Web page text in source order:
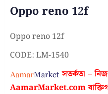
Oppo reno 12f
Oppo reno 12f
CODE: LM-1540
সতর্কতা –
AamarMarket.com